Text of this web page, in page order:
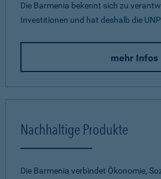
Die Barmenia bekennt sich zu
Investitionen und hat deshalb die
mehr Infos
Nachhaltige Produkte
Die Barmenia verbindet Ökonomie,